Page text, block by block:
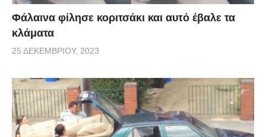
Φάλαινα φίλησε κοριτσάκι και αυτό έβαλε τα
κλάματα
25 ΔΕΚΕΜΒΡΊΟΥ, 2023